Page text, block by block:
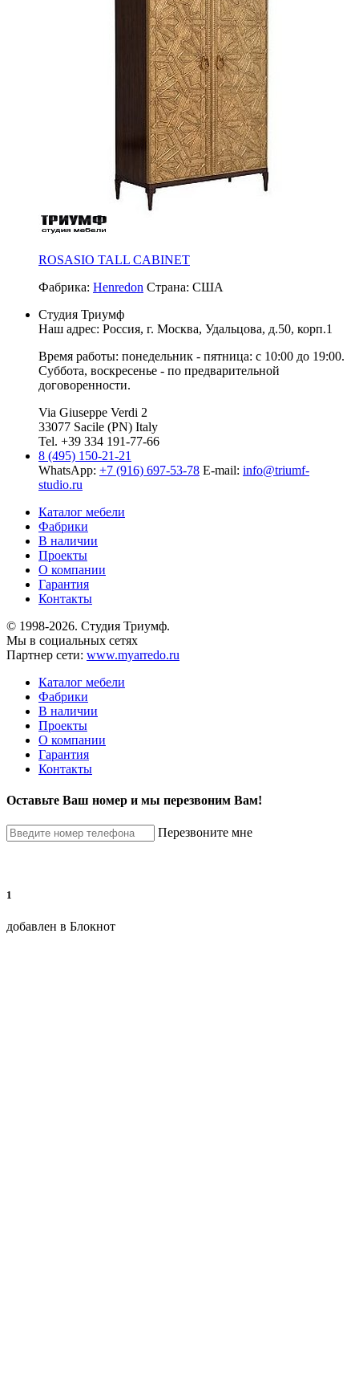
ROSASIO TALL CABINET
Фабрика: Henredon Страна: США
Студия Триумф
Наш адрес: Россия, г. Москва, Удальцова, д.50, корп.1
Время работы: понедельник - пятница: с 10:00 до 19:00.
Суббота, воскресенье - по предварительной
договоренности.
Via Giuseppe Verdi 2
33077 Sacile (PN) Italy
Tel. +39 334 191-77-66
8 (495) 150-21-21
WhatsApp: +7 (916) 697-53-78 E-mail: info@triumf-
studio.ru
Каталог мебели
Фабрики
В наличии
Проекты
О компании
Гарантия
Контакты
© 1998-2026. Студия Триумф.
Мы в социальных сетях
Партнер сети: www.myarredo.ru
Каталог мебели
Фабрики
В наличии
Проекты
О компании
Гарантия
Контакты
Оставьте Ваш номер и мы перезвоним Вам!
Перезвоните мне
1
добавлен в Блокнот